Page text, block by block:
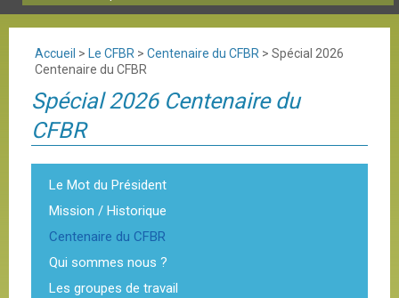
Accueil > Le CFBR > Centenaire du CFBR > Spécial 2026
Centenaire du CFBR
Spécial 2026 Centenaire du
CFBR
Le Mot du Président
Mission / Historique
Centenaire du CFBR
Qui sommes nous ?
Les groupes de travail